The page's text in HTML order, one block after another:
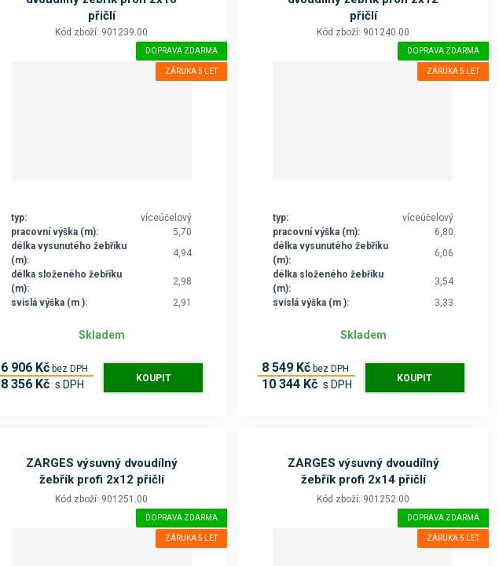
přičlí
Kód zboží: 901239.00
DOPRAVA ZDARMA
ZÁRUKA 5 LET
typ:
víceúčelový
pracovní výška (m):
5,70
délka vysunutého žebříku
(m):
4,94
délka složeného žebříku
(m):
2,98
svislá výška (m ):
2,91
Skladem
6 906 Kč bez DPH
8 356 Kč s DPH KOUPIT
přičlí
Kód zboží: 901240.00
DOPRAVA ZDARMA
ZÁRUKA 5 LET
typ:
víceúčelový
pracovní výška (m):
6,80
délka vysunutého žebříku
(m):
6,06
délka složeného žebříku
(m):
3,54
svislá výška (m ):
3,33
Skladem
8 549 Kč bez DPH
10 344 Kč s DPH KOUPIT
ZARGES výsuvný dvoudílný
žebřík profi 2x12 přičlí
Kód zboží: 901251.00
DOPRAVA ZDARMA
ZÁRUKA 5 LET
ZARGES výsuvný dvoudílný
žebřík profi 2x14 přičlí
Kód zboží: 901252.00
DOPRAVA ZDARMA
ZÁRUKA 5 LET